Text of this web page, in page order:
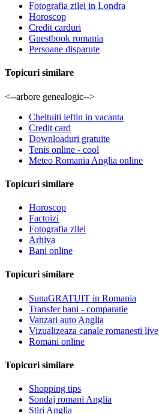
Fotografia zilei in Londra
Horoscop
Credit carduri
Guestbook romania
Persoane disparute
Topicuri similare
<--arbore genealogic-->
Cheltuiti ieftin in vacanta
Credit card
Downloaduri gratuite
Tenis online - cool
Meteo Romania Anglia online
Topicuri similare
Horoscop
Factoizi
Fotografia zilei
Arhiva
Bani online
Topicuri similare
SunaGRATUIT in Romania
Transfer bani - comparatie
Vanzari auto Anglia
Vizualizeaza canale romanesti live
Romani online
Topicuri similare
Shopping tips
Sondaj romani Anglia
Stiri Anglia